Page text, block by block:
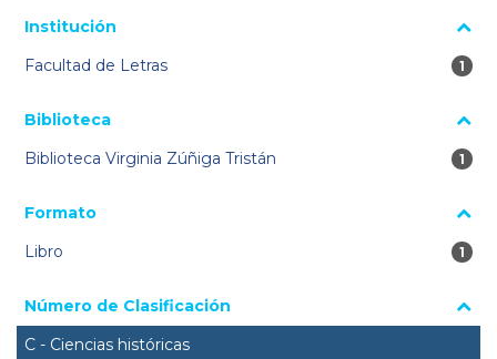
La página se volverá a cargar cuando se seleccione o excluya
Institución
Facultad de Letras
1
1
Biblioteca
Biblioteca Virginia Zúñiga Tristán
1
1
Formato
Libro
1
1
Número de Clasificación
C - Ciencias históricas